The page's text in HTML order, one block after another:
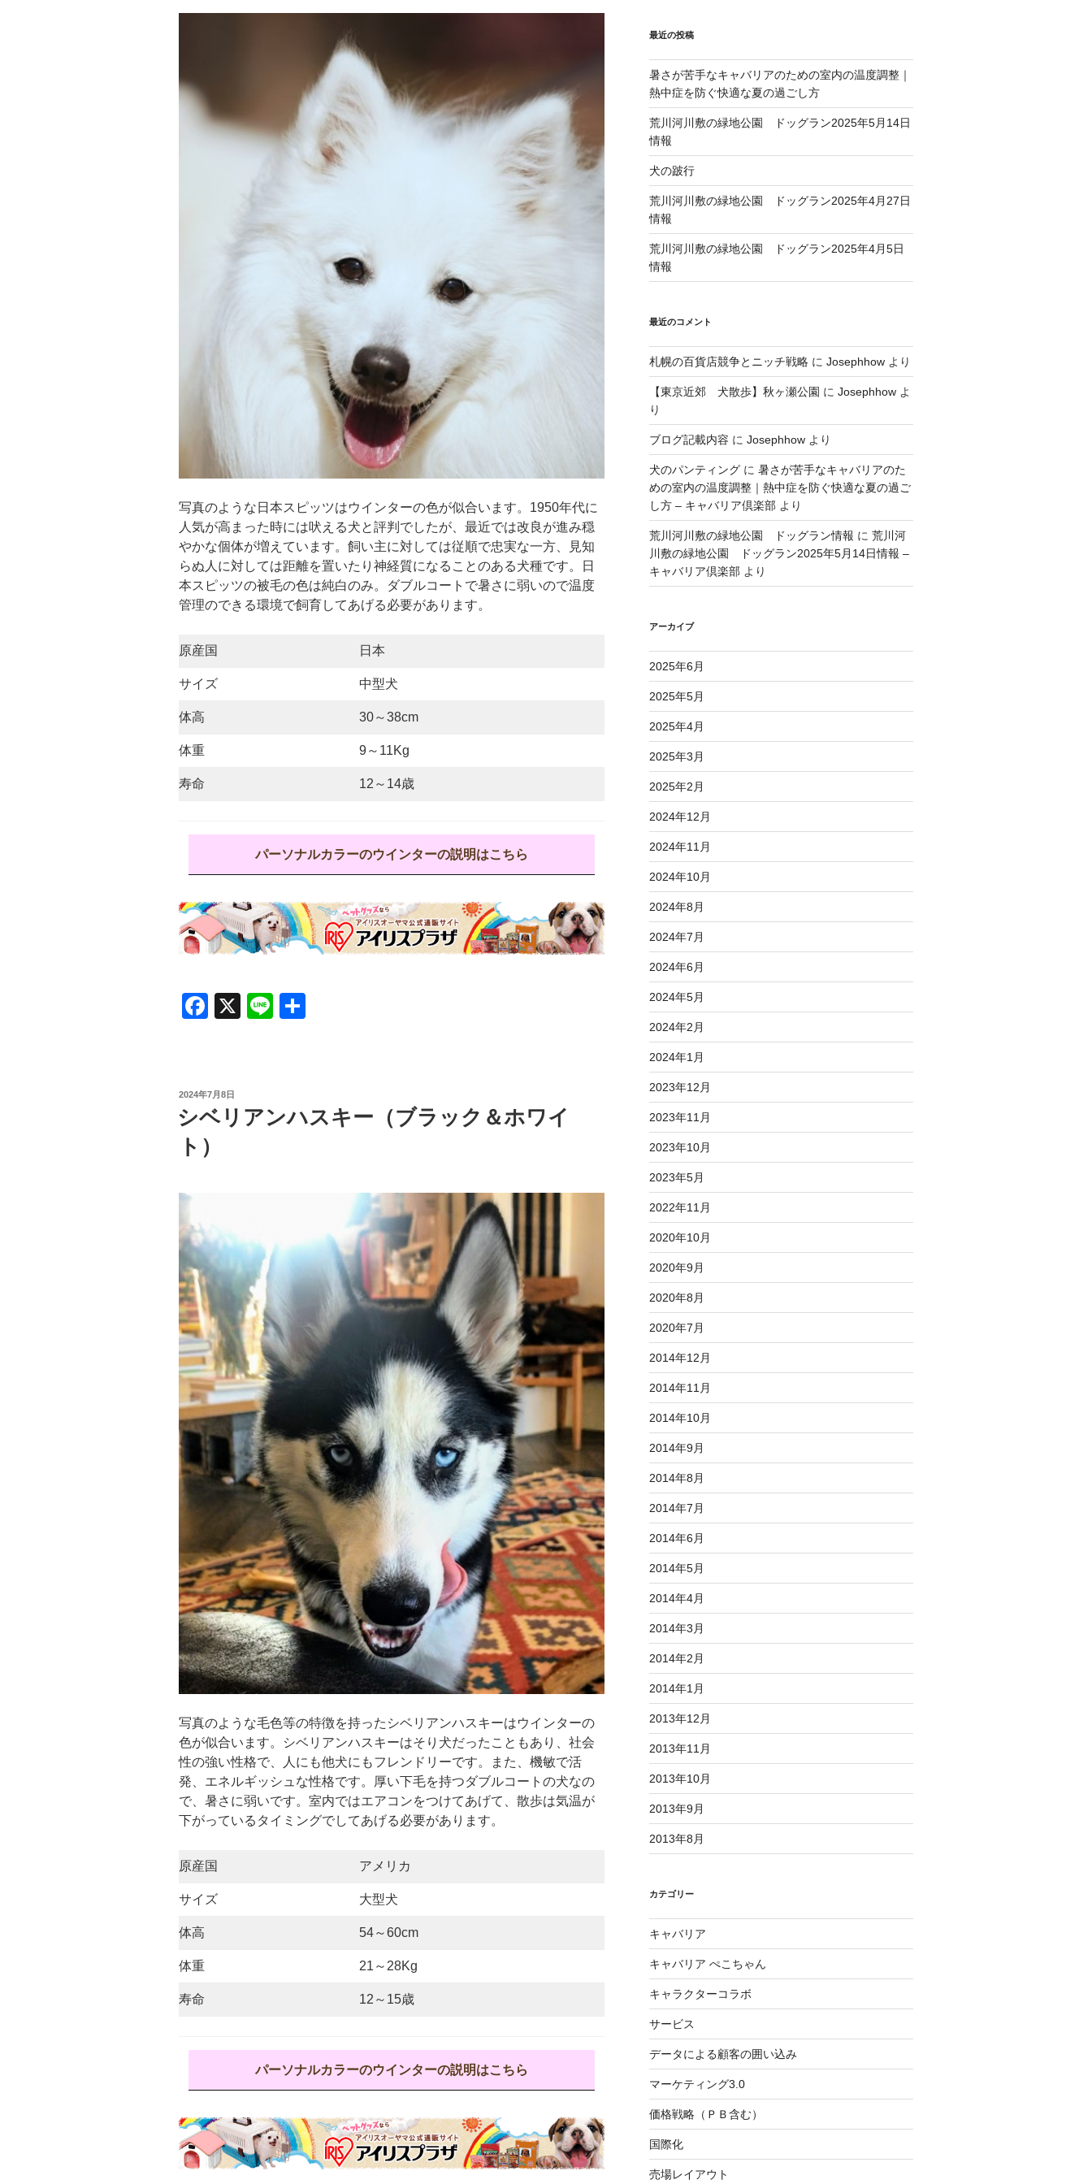
写真のような日本スピッツはウインターの色が似合います。1950年代に
人気が高まった時には吠える犬と評判でしたが、最近では改良が進み穏
やかな個体が増えています。飼い主に対しては従順で忠実な一方、見知
らぬ人に対しては距離を置いたり神経質になることのある犬種です。日
本スピッツの被毛の色は純白のみ。ダブルコートで暑さに弱いので温度
管理のできる環境で飼育してあげる必要があります。
原産国 日本
サイズ 中型犬
体高 30～38cm
体重 9～11Kg
寿命 12～14歳
パーソナルカラーのウインターの説明はこちら
F
e
b
o
o
X
Li
投
日:
2024年7月8日
シベリアンハスキー（ブラック＆ホワイ
ト）
写真のような毛色等の特徴を持ったシベリアンハスキーはウインターの
色が似合います。シベリアンハスキーはそり犬だったこともあり、社会
性の強い性格で、人にも他犬にもフレンドリーです。また、機敏で活
発、エネルギッシュな性格です。厚い下毛を持つダブルコートの犬なの
で、暑さに弱いです。室内ではエアコンをつけてあげて、散歩は気温が
下がっているタイミングでしてあげる必要があります。
原産国 アメリカ
サイズ 大型犬
体高 54～60cm
体重 21～28Kg
寿命 12～15歳
パーソナルカラーのウインターの説明はこちら
最近の投稿
暑さが苦手なキャバリアのための室内の温度調整｜
熱中症を防ぐ快適な夏の過ごし方
荒川河川敷の緑地公園 ドッグラン2025年5月14日
情報
犬の跛行
荒川河川敷の緑地公園 ドッグラン2025年4月27日
情報
荒川河川敷の緑地公園 ドッグラン2025年4月5日
情報
最近のコメント
札幌の百貨店競争とニッチ戦略に Josephhowより
【東京近郊 犬散歩】秋ヶ瀬公園 に Josephhowよ
り
ブログ記載内容 に Josephhowより
犬のパンティングに 暑さが苦手なキャバリアのた
めの室内の温度調整｜熱中症を防ぐ快適な夏の過ご
し方 – キャバリア倶楽部より
荒川河川敷の緑地公園 ドッグラン情報 に 荒川河
川敷の緑地公園 ドッグラン2025年5月14日情報 –
キャバリア倶楽部より
アーカイブ
2025年6月
2025年5月
2025年4月
2025年3月
2025年2月
2024年12月
2024年11月
2024年10月
2024年8月
2024年7月
2024年6月
2024年5月
2024年2月
2024年1月
2023年12月
2023年11月
2023年10月
2023年5月
2022年11月
2020年10月
2020年9月
2020年8月
2020年7月
2014年12月
2014年11月
2014年10月
2014年9月
2014年8月
2014年7月
2014年6月
2014年5月
2014年4月
2014年3月
2014年2月
2014年1月
2013年12月
2013年11月
2013年10月
2013年9月
2013年8月
カテゴリー
キャバリア
キャバリア ぺこちゃん
キャラクターコラボ
サービス
データによる顧客の囲い込み
マーケティング3.0
価格戦略（ＰＢ含む）
国際化
売場レイアウト